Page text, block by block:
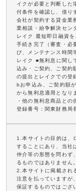
イクが必要と判断し
付条件を確認し、借り
会社が契約する貸金業
業相談・紛争解決セン
レイク 最短即日融資
手続き完了（審査・必
び、メンテナンス時間
レイク ■無利息に関
込み・ご契約、ご契約
の提出とレイクでの
bお申込み、ご契約額
から無利息適用となり
・他の無利息商品と
登録番号：関東財務
1.本サイトの目的は、
することにあり、当社
仲介等の形態を問わず
るものではありません。
2.本サイトに掲載され
注意を払っていますが
保証するものではござ